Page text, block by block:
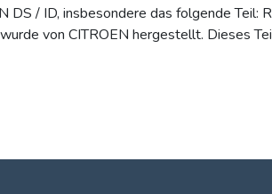
/ ID, insbesondere das folgende Teil:
von CITROEN hergestellt. Dieses